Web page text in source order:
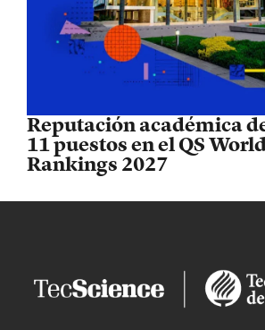
Reputación académica
11 puestos en el QS
Rankings 2027